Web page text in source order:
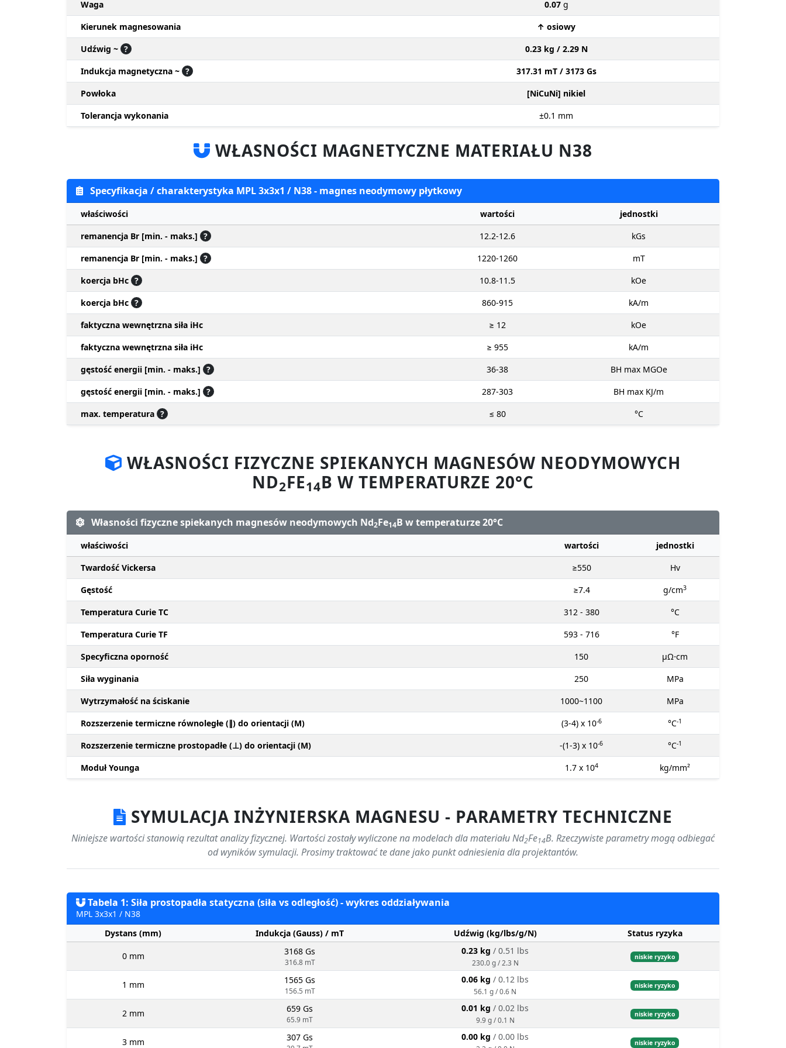
Waga 0.07 g
Kierunek magnesowania
↑ osiowy
Udźwig ~ ?
0.23 kg / 2.29 N
Indukcja magnetyczna ~ ?
317.31 mT / 3173 Gs
Powłoka
[NiCuNi] nikiel
Tolerancja wykonania
±0.1 mm
WŁASNOŚCI MAGNETYCZNE MATERIAŁU N38
Specyfikacja / charakterystyka MPL 3x3x1 / N38 - magnes neodymowy płytkowy
właściwości wartości
jednostki
remanencja Br [min. - maks.] ? 12.2-12.6
kGs
remanencja Br [min. - maks.] ? 1220-1260
mT
koercja bHc ? 10.8-11.5
kOe
koercja bHc ? 860-915
kA/m
faktyczna wewnętrzna siła iHc
≥ 12
kOe
faktyczna wewnętrzna siła iHc
≥ 955
kA/m
gęstość energii [min. - maks.] ? 36-38
BH max MGOe
gęstość energii [min. - maks.] ? 287-303
BH max KJ/m
max. temperatura ? ≤ 80 °C
WŁASNOŚCI FIZYCZNE SPIEKANYCH MAGNESÓW NEODYMOWYCH
ND2FE14B W TEMPERATURZE 20°C
Własności fizyczne spiekanych magnesów neodymowych Nd2Fe14B w temperaturze 20°C
właściwości wartości
jednostki
Twardość Vickersa
≥550
Hv
Gęstość
≥7.4 g/cm3
Temperatura Curie TC 312 - 380
°C
Temperatura Curie TF
593 - 716
°F
Specyficzna oporność
150
μΩ⋅cm
Siła wyginania
250
MPa
Wytrzymałość na ściskanie
1000~1100
MPa
Rozszerzenie termiczne równoległe (∥) do orientacji (M)
(3-4) x 10-6 °C-1
Rozszerzenie termiczne prostopadłe (⊥) do orientacji (M) -(1-3) x 10-6 °C-1
Moduł Younga 1.7 x 104 kg/mm²
SYMULACJA INŻYNIERSKA MAGNESU - PARAMETRY TECHNICZNE
Niniejsze wartości stanowią rezultat analizy fizycznej. Wartości zostały wyliczone na modelach dla materiału Nd2Fe14B. Rzeczywiste parametry mogą odbiegać
od wyników symulacji. Prosimy traktować te dane jako punkt odniesienia dla projektantów.
Tabela 1: Siła prostopadła statyczna (siła vs odległość) - wykres oddziaływania
MPL 3x3x1 / N38
Dystans (mm)
Indukcja (Gauss) / mT Udźwig (kg/lbs/g/N) Status ryzyka
0 mm 3168 Gs
316.8 mT
0.23 kg / 0.51 lbs
230.0 g / 2.3 N
niskie ryzyko
1 mm 1565 Gs
156.5 mT
0.06 kg / 0.12 lbs
56.1 g / 0.6 N
niskie ryzyko
2 mm 659 Gs
65.9 mT
0.01 kg / 0.02 lbs
9.9 g / 0.1 N
niskie ryzyko
3 mm 307 Gs 0.00 kg / 0.00 lbs
niskie ryzyko